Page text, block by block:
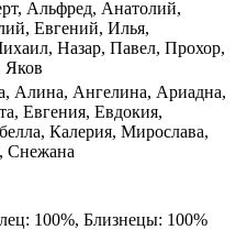
Альфред, Анатолий,
Евгений, Илья,
Назар, Павел, Прохор,
Алина, Ангелина, Ариадна,
Евгения, Евдокия,
Калерия, Мирослава,
Снежана
100%, Близнецы: 100%